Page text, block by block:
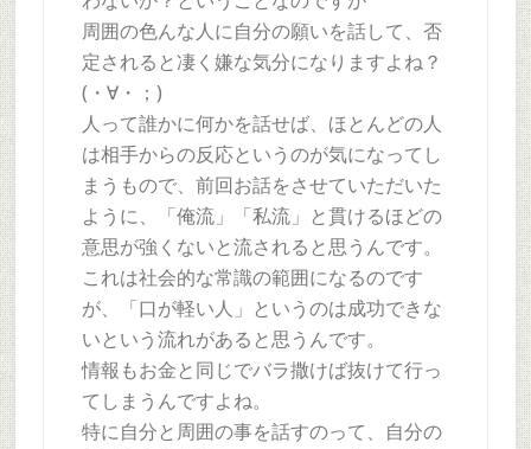
周囲の色んな人に自分の願いを話して、否
定されると凄く嫌な気分になりますよね？
(・∀・；)
人って誰かに何かを話せば、ほとんどの人
は相手からの反応というのが気になってし
まうもので、前回お話をさせていただいた
ように、「俺流」「私流」と貫けるほどの
意思が強くないと流されると思うんです。
これは社会的な常識の範囲になるのです
が、「口が軽い人」というのは成功できな
いという流れがあると思うんです。
情報もお金と同じでバラ撒けば抜けて行っ
てしまうんですよね。
特に自分と周囲の事を話すのって、自分の